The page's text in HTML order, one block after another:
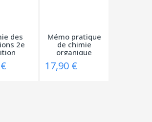
des
2e
Mémo pratique
de chimie
organique
17,90 €